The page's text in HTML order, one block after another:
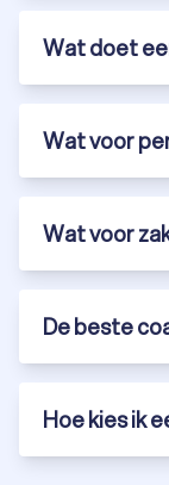
Wat doet
Wat voor
Wat voor
De beste
Hoe kies ik